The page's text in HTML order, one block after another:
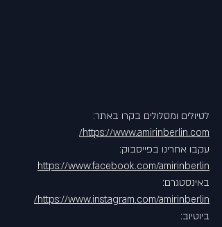
לטיולים ומסלולים בקרו באתר:
https://www.amirinberlin.com/
עקבו אחרינו בפייסבוק:
https://www.facebook.com/amirinberlin
באינסטגרם:
https://www.instagram.com/amirinberlin/
ביוטיוב: